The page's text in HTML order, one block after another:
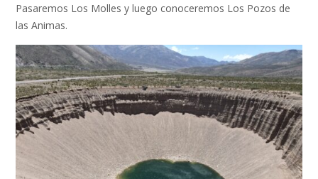
Pasaremos Los Molles y luego conoceremos Los Pozos de
las Animas.